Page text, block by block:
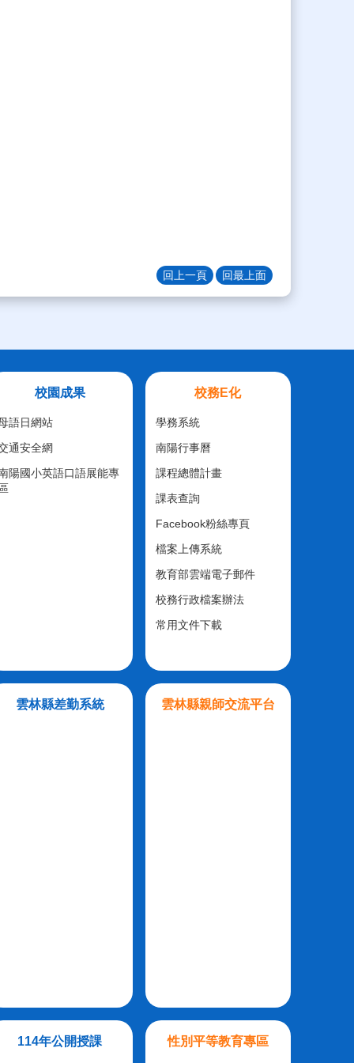
回上一頁 回最上面
校園成果
語日網站
通安全網
陽國小英語口語展能專
校務E化
學務系統
南陽行事曆
課程總體計畫
課表查詢
Facebook粉絲專頁
檔案上傳系統
教育部雲端電子郵件
校務行政檔案辦法
常用文件下載
雲林縣差勤系統 雲林縣親師交流平台
114年公開授課 性別平等教育專區